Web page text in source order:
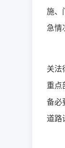
施、
急情
关法
重点
备必
道路